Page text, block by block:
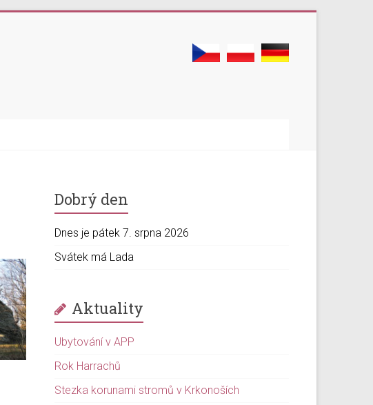
Dobrý den
Dnes je pátek 7. srpna 2026
Svátek má Lada
Aktuality
Ubytování v APP
Rok Harrachů
Stezka korunami stromů v Krkonoších